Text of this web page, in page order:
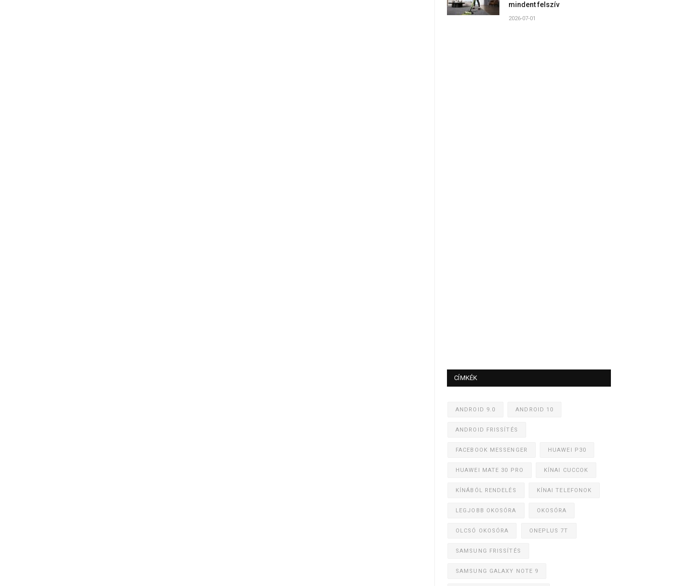
mindent felszív
2026-07-01
CÍMKÉK
ANDROID 9.0 ANDROID 10
ANDROID FRISSÍTÉS
FACEBOOK MESSENGER HUAWEI P30
HUAWEI MATE 30 PRO KÍNAI CUCCOK
KÍNÁBÓL RENDELÉS KÍNAI TELEFONOK
LEGJOBB OKOSÓRA OKOSÓRA
OLCSÓ OKOSÓRA ONEPLUS 7T
SAMSUNG FRISSÍTÉS
SAMSUNG GALAXY NOTE 9